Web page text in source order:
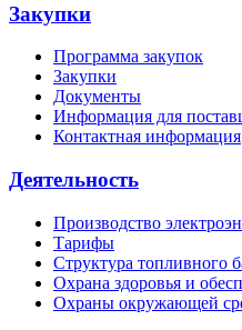
Закупки
Программа закупок
Закупки
Документы
Информация для
Контактная информация
Деятельность
Производство
Тарифы
Структура топливного
Охрана здоровья и
Охраны окружающей